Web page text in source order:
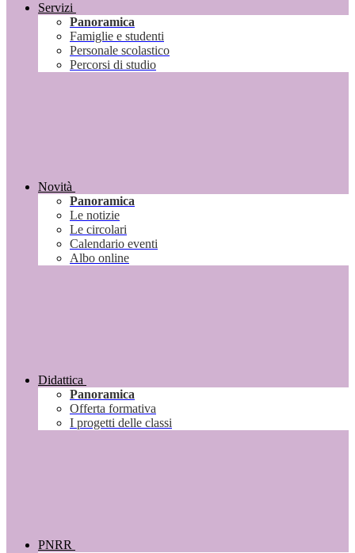
Servizi
Panoramica
Famiglie e studenti
Personale scolastico
Percorsi di studio
Novità
Panoramica
Le notizie
Le circolari
Calendario eventi
Albo online
Didattica
Panoramica
Offerta formativa
I progetti delle classi
PNRR